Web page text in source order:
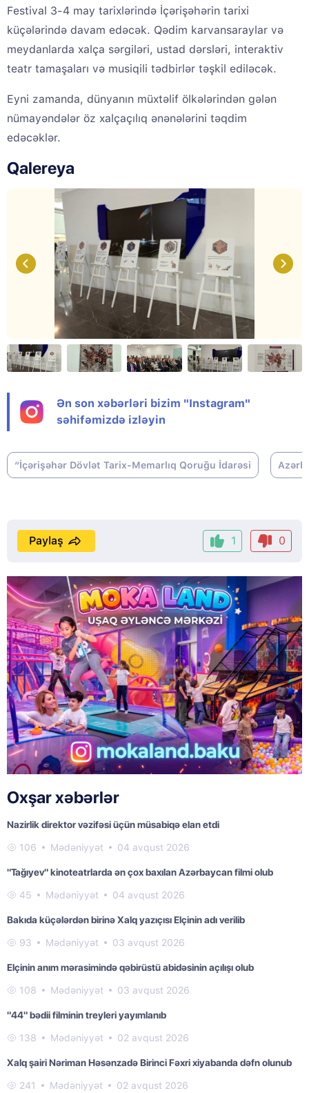
Festival 3-4 may tarixlərində İçərişəhərin tarixi
küçələrində davam edəcək. Qədim karvansaraylar və
meydanlarda xalça sərgiləri, ustad dərsləri, interaktiv
teatr tamaşaları və musiqili tədbirlər təşkil ediləcək.
Eyni zamanda, dünyanın müxtəlif ölkələrindən gələn
nümayəndələr öz xalçaçılıq ənənələrini təqdim
edəcəklər.
Qalereya
Ən son xəbərləri bizim "Instagram"
səhifəmizdə izləyin
“İçərişəhər Dövlət Tarix-Memarlıq Qoruğu İdarəsi
1 0
Paylaş
Oxşar xəbərlər
Nazirlik direktor vəzifəsi üçün müsabiqə elan etdi
106 Mədəniyyət 04 avqust 2026
"Tağıyev" kinoteatrlarda ən çox baxılan Azərbaycan filmi olub
45 Mədəniyyət 04 avqust 2026
Bakıda küçələrdən birinə Xalq yazıçısı Elçinin adı verilib
93 Mədəniyyət 03 avqust 2026
Elçinin anım mərasimində qəbirüstü abidəsinin açılışı olub
108 Mədəniyyət 03 avqust 2026
"44" bədii filminin treyleri yayımlanıb
138 Mədəniyyət 02 avqust 2026
Xalq şairi Nəriman Həsənzadə Birinci Fəxri xiyabanda dəfn olunub
241 Mədəniyyət 02 avqust 2026